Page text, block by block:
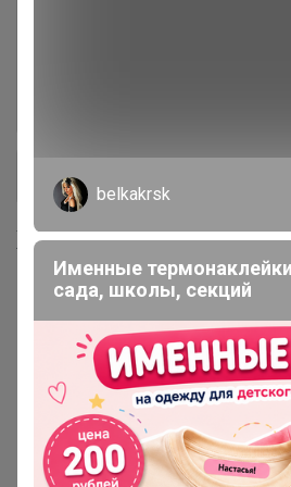
Хиты продаж
4
belkakrsk
Именные
сада, школы, секций